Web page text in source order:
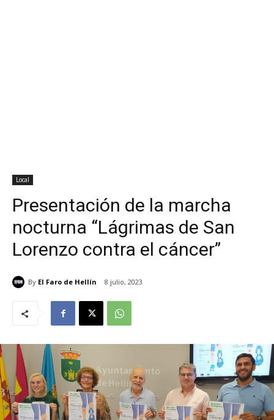
Local
Presentación de la marcha
nocturna “Lágrimas de San
Lorenzo contra el cáncer”
By El Faro de Hellín 8 julio, 2023